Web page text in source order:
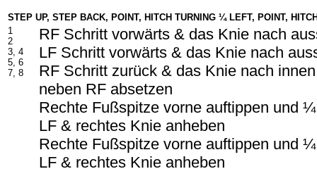
STEP UP, STEP BACK, POINT, HITCH TURNING ¼ LEFT, POINT,
1
2
3, 4
5, 6
7, 8
RF Schritt vorwärts & das Knie nach
LF Schritt vorwärts & das Knie nach
RF Schritt zurück & das Knie nach
neben RF absetzen
Rechte Fußspitze vorne auftippen und
LF & rechtes Knie anheben
Rechte Fußspitze vorne auftippen und
LF & rechtes Knie anheben